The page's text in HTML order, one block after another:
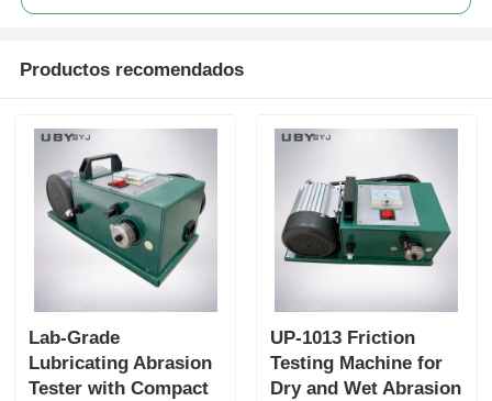
Productos recomendados
Lab-Grade
Lubricating Abrasion
Tester with Compact
UP-1013 Friction
Testing Machine for
Dry and Wet Abrasion